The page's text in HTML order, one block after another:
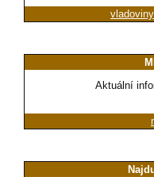
Aktuální